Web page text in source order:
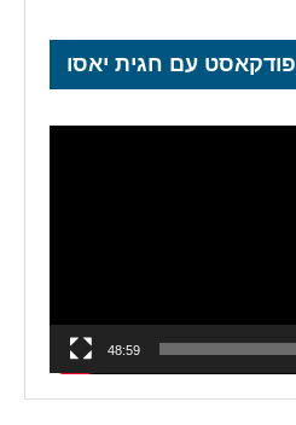
פודקאסט עם חגית יאסו
48:59